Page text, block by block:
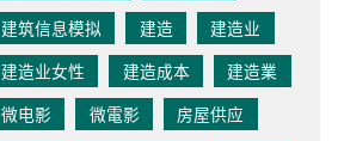
建筑信息模拟
建造
建造业
建造业女性
建造成本
建造業
微电影
微電影
房屋供应